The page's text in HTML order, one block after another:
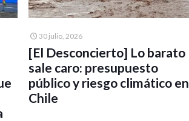
30 julio, 2026
[El Desconcierto] Lo barato
sale caro: presupuesto
público y riesgo climático en
Chile